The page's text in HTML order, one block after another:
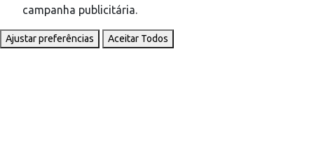
campanha publicitária.
Ajustar preferências Aceitar Todos